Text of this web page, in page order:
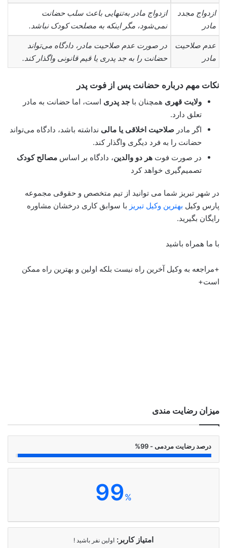
ازدواج مجدد
مادر
ازدواج مادر به‌تنهایی باعث سلب حضانت
نمی‌شود، مگر اینکه به مصلحت کودک نباشد.
عدم صلاحیت
مادر
در صورت عدم صلاحیت مادر، دادگاه می‌تواند
حضانت را به جد پدری یا قیم قانونی واگذار کند.
نکات مهم درباره حضانت پس از فوت پدر
ولایت قهری همچنان با جد پدری است، اما حضانت به مادر
تعلق دارد.
اگر مادر صلاحیت اخلاقی یا مالی نداشته باشد، دادگاه می‌تواند
حضانت را به فرد دیگری واگذار کند.
در صورت فوت هر دو والدین، دادگاه بر اساس مصالح کودک
تصمیم‌گیری خواهد کرد
در شهر تبریز شما می توانید از تیم متخصص و حقوقی مجموعه
پارس وکیل بهترین وکیل تبریز با سوابق کاری درخشان مشاوره
رایگان بگیرید.
با ما همراه باشید
+مراجعه به وکیل آخرین راه نیست بلکه اولین و بهترین راه ممکن
است+
میزان رضایت مندی
درصد رضایت مردمی - 99%
99%
امتیاز کاربر: اولین نفر باشید !